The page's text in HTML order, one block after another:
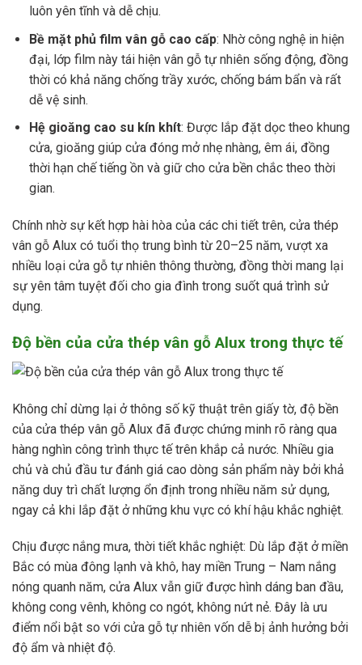
luôn yên tĩnh và dễ chịu.
Bề mặt phủ film vân gỗ cao cấp: Nhờ công nghệ in hiện
đại, lớp film này tái hiện vân gỗ tự nhiên sống động, đồng
thời có khả năng chống trầy xước, chống bám bẩn và rất
dễ vệ sinh.
Hệ gioăng cao su kín khít: Được lắp đặt dọc theo khung
cửa, gioăng giúp cửa đóng mở nhẹ nhàng, êm ái, đồng
thời hạn chế tiếng ồn và giữ cho cửa bền chắc theo thời
gian.
Chính nhờ sự kết hợp hài hòa của các chi tiết trên, cửa thép
vân gỗ Alux có tuổi thọ trung bình từ 20–25 năm, vượt xa
nhiều loại cửa gỗ tự nhiên thông thường, đồng thời mang lại
sự yên tâm tuyệt đối cho gia đình trong suốt quá trình sử
dụng.
Độ bền của cửa thép vân gỗ Alux trong thực tế
Không chỉ dừng lại ở thông số kỹ thuật trên giấy tờ, độ bền
của cửa thép vân gỗ Alux đã được chứng minh rõ ràng qua
hàng nghìn công trình thực tế trên khắp cả nước. Nhiều gia
chủ và chủ đầu tư đánh giá cao dòng sản phẩm này bởi khả
năng duy trì chất lượng ổn định trong nhiều năm sử dụng,
ngay cả khi lắp đặt ở những khu vực có khí hậu khắc nghiệt.
Chịu được nắng mưa, thời tiết khắc nghiệt: Dù lắp đặt ở miền
Bắc có mùa đông lạnh và khô, hay miền Trung – Nam nắng
nóng quanh năm, cửa Alux vẫn giữ được hình dáng ban đầu,
không cong vênh, không co ngót, không nứt nẻ. Đây là ưu
điểm nổi bật so với cửa gỗ tự nhiên vốn dễ bị ảnh hưởng bởi
độ ẩm và nhiệt độ.